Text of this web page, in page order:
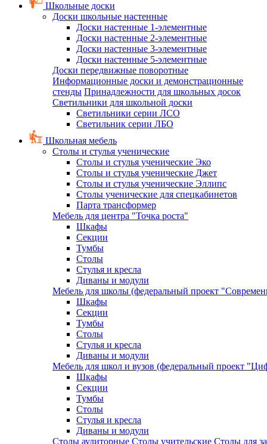
Школьные доски
Доски школьные настенные
Доски настенные 1-элементные
Доски настенные 2-элементные
Доски настенные 3-элементные
Доски настенные 5-элементные
Доски передвижные поворотные
Информационные доски и демонстрационные
стенды Принадлежности для школьных досок
Светильники для школьной доски
Светильники серии ЛСО
Светильник серии ЛБО
Школьная мебель
Столы и стулья ученические
Столы и стулья ученические Эко
Столы и стулья ученические Джет
Столы и стулья ученические Эллипс
Столы ученические для спецкабинетов
Парта трансформер
Мебель для центра "Точка роста"
Шкафы
Секции
Тумбы
Столы
Стулья и кресла
Диваны и модули
Мебель для школы (федеральный проект
Шкафы
Секции
Тумбы
Столы
Стулья и кресла
Диваны и модули
Мебель для школ и вузов (федеральный проект
Шкафы
Секции
Тумбы
Столы
Стулья и кресла
Диваны и модули
Столы аудиторные Столы учительские Столы для